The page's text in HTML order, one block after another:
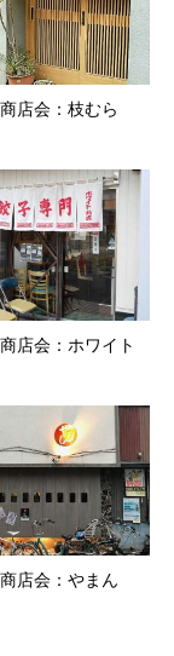
店会：枝むら
店会：ホワイト
店会：やまん